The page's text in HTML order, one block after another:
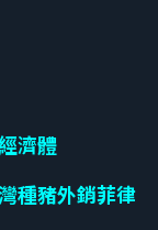
濟體
種豬外銷菲律